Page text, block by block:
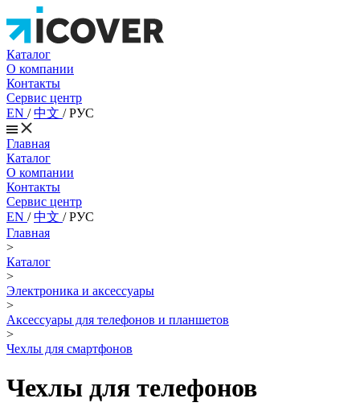
Каталог
О компании
Контакты
Сервис центр
EN /中文 /РУС
Главная
Каталог
О компании
Контакты
Сервис центр
EN /中文 /РУС
Главная
>
Каталог
>
Электроника и аксессуары
>
Аксессуары для телефонов и планшетов
>
Чехлы для смартфонов
Чехлы для телефонов